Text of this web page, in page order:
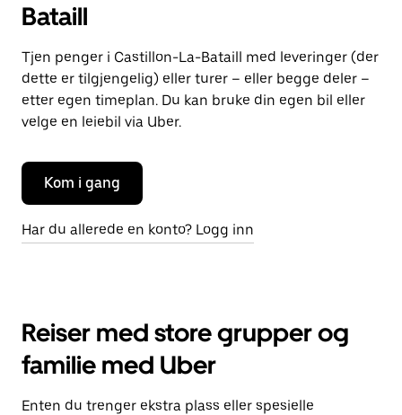
Bataill
Tjen penger i Castillon-La-Bataill med leveringer (der
dette er tilgjengelig) eller turer – eller begge deler –
etter egen timeplan. Du kan bruke din egen bil eller
velge en leiebil via Uber.
Kom i gang
Har du allerede en konto? Logg inn
Reiser med store grupper og
familie med Uber
Enten du trenger ekstra plass eller spesielle